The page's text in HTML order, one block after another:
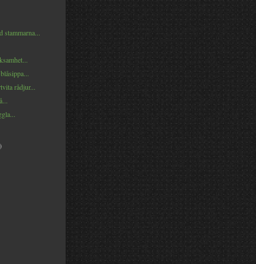
stammarna...
rådjur...